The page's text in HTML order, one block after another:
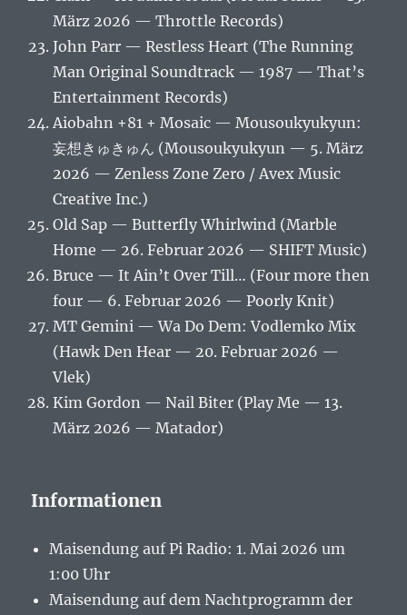
März 2026 — Throttle Records)
John Parr — Restless Heart (The Running
Man Original Soundtrack — 1987 — That’s
Entertainment Records)
Aiobahn +81 + Mosaic — Mousoukyukyun:
妄想きゅきゅん (Mousoukyukyun — 5. März
2026 — Zenless Zone Zero / Avex Music
Creative Inc.)
Old Sap — Butterfly Whirlwind (Marble
Home — 26. Februar 2026 — SHIFT Music)
Bruce — It Ain’t Over Till… (Four more then
four — 6. Februar 2026 — Poorly Knit)
MT Gemini — Wa Do Dem: Vodlemko Mix
(Hawk Den Hear — 20. Februar 2026 —
Vlek)
Kim Gordon — Nail Biter (Play Me — 13.
März 2026 — Matador)
Informationen
Maisendung auf Pi Radio: 1. Mai 2026 um
1:00 Uhr
Maisendung auf dem Nachtprogramm der